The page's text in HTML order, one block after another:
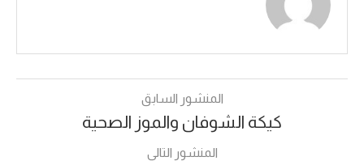
المنشور السابق
كيكة الشوفان والموز الصحية
المنشور التالي